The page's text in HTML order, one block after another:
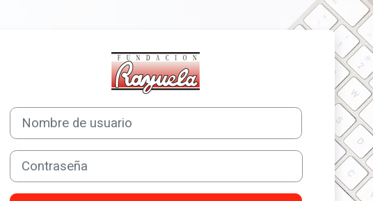
Entrar a Plataforma
Nombre de usuario
Contraseña